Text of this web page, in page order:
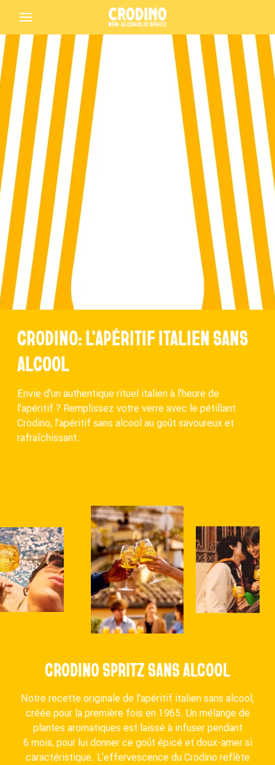
Back
Crodino
Crodino Rosso
CRODINO: L'APÉRITIF ITALIEN SANS
ALCOOL
Envie d’un authentique rituel italien à l’heure de
l’apéritif ? Remplissez votre verre avec le pétillant
Crodino, l’apéritif sans alcool au goût savoureux et
rafraîchissant.
CRODINO SPRITZ SANS ALCOOL
Notre recette originale de l’apéritif italien sans alcool,
créée pour la première fois en 1965. Un mélange de
plantes aromatiques est laissé à infuser pendant
6 mois, pour lui donner ce goût épicé et doux-amer si
caractéristique. L’effervescence du Crodino reflète